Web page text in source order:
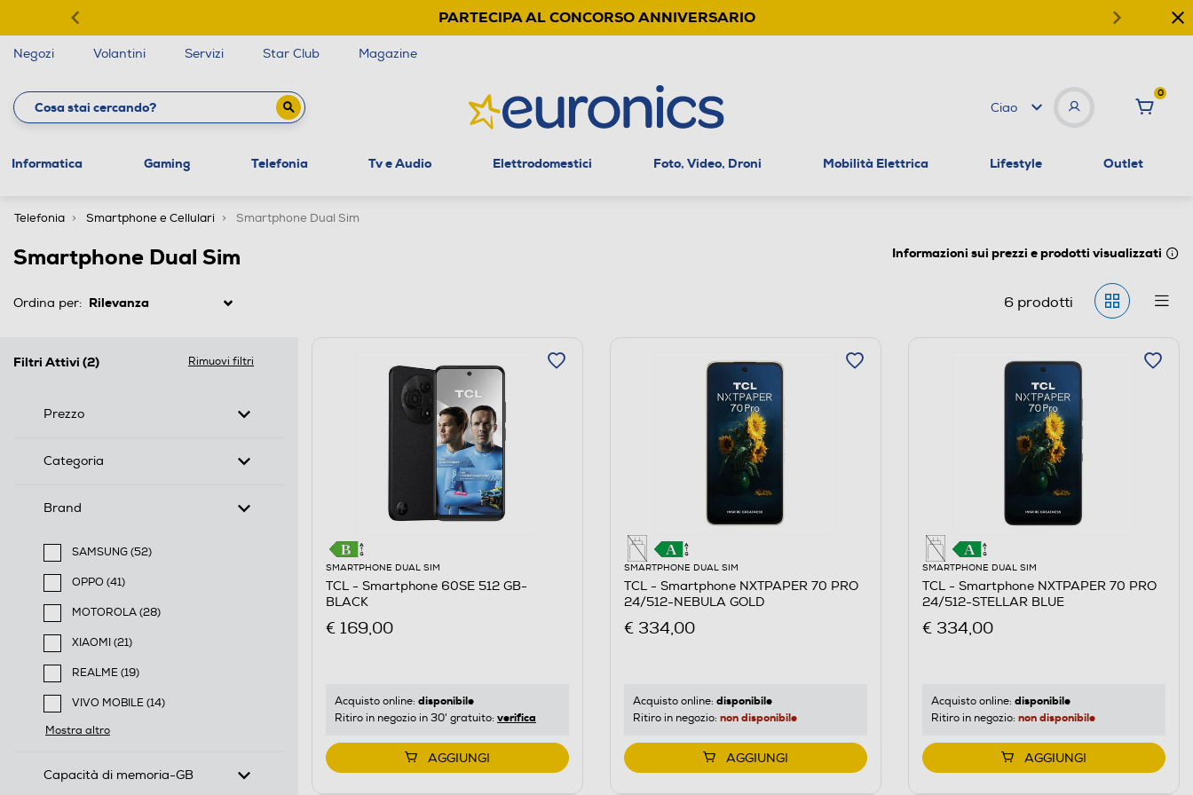
PARTECIPA AL CONCORSO ANNIVERSARIO
Negozi Volantini Servizi Star Club Magazine
Ciao
0
Informatica Gaming Telefonia Tv e Audio Elettrodomestici Foto, Video, Droni Mobilità Elettrica Lifestyle Outlet
Telefonia Smartphone e Cellulari Smartphone Dual Sim
Smartphone Dual Sim Informazioni sui prezzi e prodotti visualizzati
Ordina per: 6prodotti
Filtri Attivi (2) Rimuovi filtri
Prezzo
Categoria
Brand
SAMSUNG (52)
Filtra per Brand: SAMSUNG
OPPO (41)
Filtra per Brand: OPPO
MOTOROLA (28)
Filtra per Brand: MOTOROLA
XIAOMI (21)
Filtra per Brand: XIAOMI
REALME (19)
Filtra per Brand: REALME
VIVO MOBILE (14)
Filtra per Brand: VIVO MOBILE
Mostra altro
Capacità di memoria-GB
SMARTPHONE DUAL SIM
TCL - Smartphone 60SE 512 GB-
BLACK
€ 169,00
Acquisto online: disponibile
Ritiro in negozio in 30' gratuito: verifica
AGGIUNGI
SMARTPHONE DUAL SIM
TCL - Smartphone NXTPAPER 70 PRO
24/512-NEBULA GOLD
€ 334,00
Acquisto online: disponibile
Ritiro in negozio: non disponibile
AGGIUNGI
SMARTPHONE DUAL SIM
TCL - Smartphone NXTPAPER 70 PRO
24/512-STELLAR BLUE
€ 334,00
Acquisto online: disponibile
Ritiro in negozio: non disponibile
AGGIUNGI